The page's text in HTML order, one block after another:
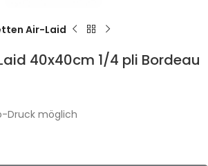
Air-Laid
40x40cm 1/4 pli Bordeau
Druck möglich